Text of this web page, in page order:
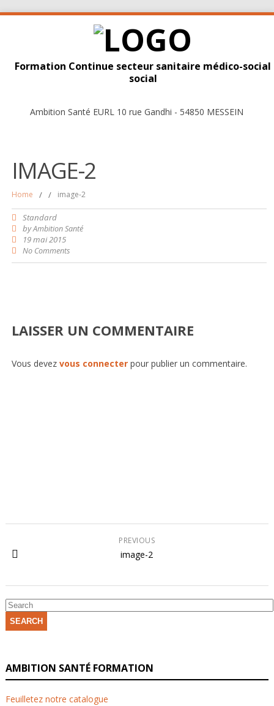
Formation Continue secteur sanitaire médico-social
social
Ambition Santé EURL 10 rue Gandhi - 54850 MESSEIN
IMAGE-2
Home / / image-2
Standard
byAmbition Santé
19 mai 2015
No Comments
LAISSER UN COMMENTAIRE
Vous devez vous connecterpour publier un commentaire.
PREVIOUS
image-2
SEARCH
AMBITION SANTÉ FORMATION
Feuilletez notre catalogue